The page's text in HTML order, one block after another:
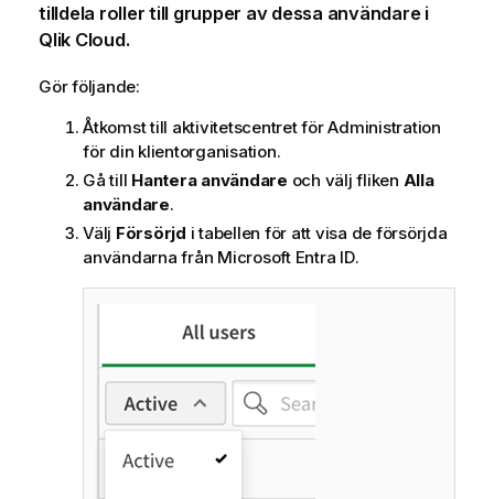
tilldela roller till grupper av dessa användare i
Qlik Cloud.
Gör följande:
Åtkomst till aktivitetscentretförAdministration
för din klientorganisation.
Gå till Hantera användare och välj fliken Alla
användare.
Välj Försörjd i tabellen för att visa de försörjda
användarna från Microsoft Entra ID.